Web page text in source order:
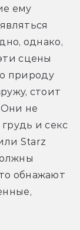
ему
однако,
сцены
природу
стоит
не
и секс
Starz
обнажают